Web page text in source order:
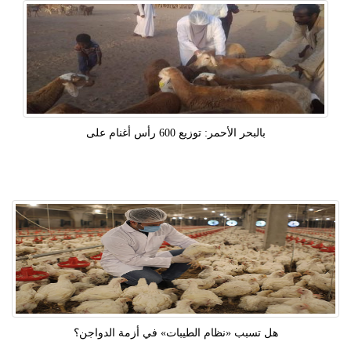
بالبحر الأحمر: توزيع 600 رأس أغنام على
هل تسبب «نظام الطيبات» في أزمة الدواجن؟